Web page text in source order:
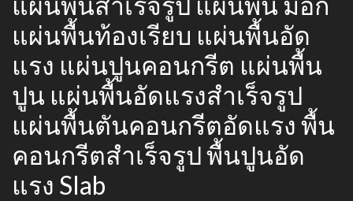
แผ่นพื้นท้องเรียบ แผ่นพื้นอัด
แรง แผ่นปูนคอนกรีต แผ่นพื้น
ปูน แผ่นพื้นอัดแรงสำเร็จรูป
แผ่นพื้นตันคอนกรีตอัดแรง พื้น
คอนกรีตสำเร็จรูป พื้นปูนอัด
แรง Slab